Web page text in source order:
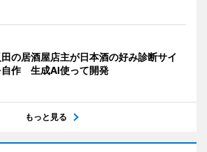
の居酒屋店主が日本酒の好み診断サイ
自作 生成AI使って開発
もっと見る